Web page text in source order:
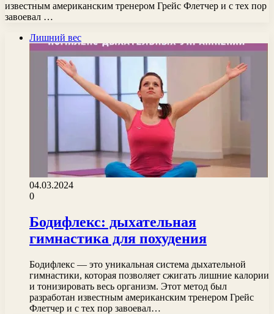
известным американским тренером Грейс Флетчер и с тех пор
завоевал …
Лишний вес
04.03.2024
0
Бодифлекс: дыхательная
гимнастика для похудения
Бодифлекс — это уникальная система дыхательной
гимнастики, которая позволяет сжигать лишние калории
и тонизировать весь организм. Этот метод был
разработан известным американским тренером Грейс
Флетчер и с тех пор завоевал…